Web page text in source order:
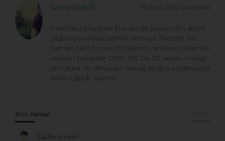
sametsak15 16 Eylül 2015 Çaramba
merhaba bayanlar burdurda yasıyorum ateslı
olgun bayanları tatmın etmeye hazırım her
zaman 1.80 boyun 70 kılom var bana ulasmak
ısteyen bayanlar 0507 174 04 07 arasın mesaj
atın ama ne amacala mesaj attığızı soylersenız
daha cabuk ararım
Son İlanlar
Sadece reel